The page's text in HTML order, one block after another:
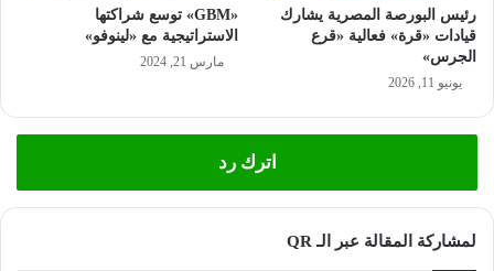
رئيس البورصة المصرية يشارك
قيادات «قرة» فعالية «قرع
الجرس»
يونيو 11, 2026
«GBM» توسع شراكتها
الاستراتيجية مع «لينوفو»
مارس 21, 2024
اترك رد
لمشاركة المقالة عبر الـ QR